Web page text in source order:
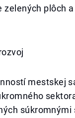
plôch
mestskej